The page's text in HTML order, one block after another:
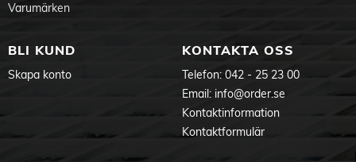
Varumärken
BLI KUND
Skapa konto
KONTAKTA OSS
Telefon: 042 - 25 23 00
Email: info@order.se
Kontaktinformation
Kontaktformulär